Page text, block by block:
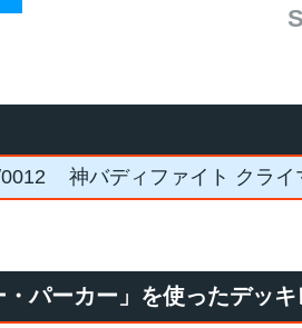
神バディファイト クライ
・パーカー」を使ったデッ